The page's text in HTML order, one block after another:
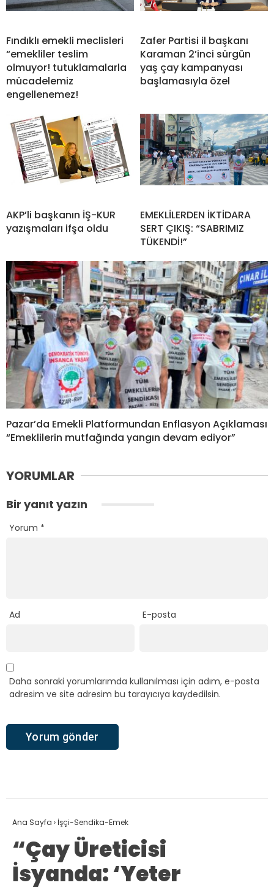
Fındıklı emekli meclisleri
“emekliler teslim
olmuyor! tutuklamalarla
mücadelemiz
engellenemez!
Zafer Partisi il başkanı
Karaman 2’inci sürgün
yaş çay kampanyası
başlamasıyla özel
AKP’li başkanın İŞ-KUR
yazışmaları ifşa oldu
EMEKLİLERDEN İKTİDARA
SERT ÇIKIŞ: “SABRIMIZ
TÜKENDİ!”
Pazar’da Emekli Platformundan Enflasyon Açıklaması
“Emeklilerin mutfağında yangın devam ediyor”
YORUMLAR
Bir yanıt yazın
Yorum *
Ad E-posta
Daha sonraki yorumlarımda kullanılması için adım, e-posta
adresim ve site adresim bu tarayıcıya kaydedilsin.
Ana Sayfa › İşçi-Sendika-Emek
“Çay Üreticisi
İsyanda: ‘Yeter